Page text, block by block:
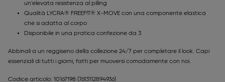
un'elevata resistenza al pilling
Qualità LYCRA® FREEF!T® X-MOVE con una componente elastica
che si adatta al corpo
Disponibile in una pratica confezione da 3
Abbinali a un reggiseno della collezione 24/7 per completare il look. Capi
essenziali di tutti i giorni, fatti per muoversi comodamente con noi.
Codice articolo: 10167198 (7613112894936)